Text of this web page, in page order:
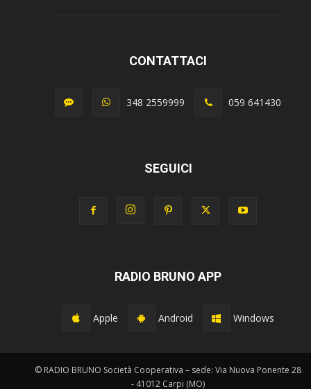
CONTATTACI
348 2559999 059 641430
SEGUICI
RADIO BRUNO APP
Apple Android Windows
© RADIO BRUNO Società Cooperativa – sede: Via Nuova Ponente 28
- 41012 Carpi (MO)